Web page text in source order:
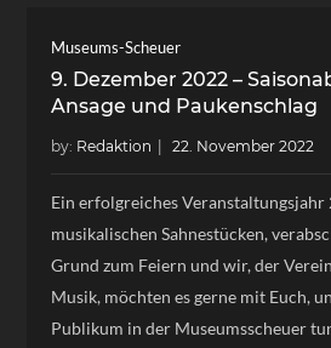
Museums-Scheuer
9. Dezember 2022 –
Ansage und Paukenschlag
by: Redaktion
Ein erfolgreiches Veranstaltungsjahr
musikalischen Sahnestücken,
Grund zum Feiern und wir, der
Musik, möchten es gerne mit Euch,
Publikum in der Museumsscheuer